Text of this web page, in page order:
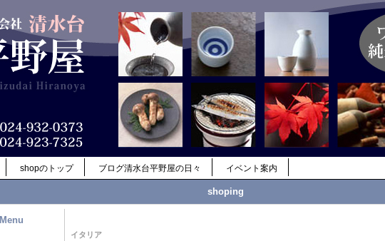
shopのトップ ブログ清水台平野屋の日々 イベント案内
shoping
Menu
イタリア